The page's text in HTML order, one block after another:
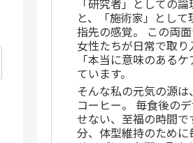
「研究者」としての
と、「施術家」とし
指先の感覚。 この両
女性たちが日常で取り
「本当に意味のある
ています。
そんな私の元気の源は
コーヒー。 毎食後の
せない、至福の時間
分、体型維持のため